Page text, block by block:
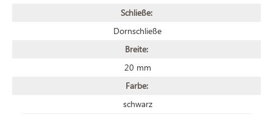
Schließe:
Dornschließe
Breite:
20 mm
Farbe:
schwarz